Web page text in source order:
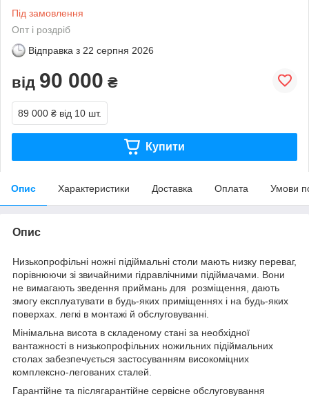
Під замовлення
Опт і роздріб
Відправка з 22 серпня 2026
від 90 000 ₴
89 000 ₴ від 10 шт.
Купити
Опис Характеристики Доставка Оплата Умови
Опис
Низькопрофільні ножні підіймальні столи мають низку переваг,
порівнюючи зі звичайними гідравлічними підіймачами. Вони
не вимагають зведення приймань для розміщення, дають
змогу експлуатувати в будь-яких приміщеннях і на будь-яких
поверхах. легкі в монтажі й обслуговуванні.
Мінімальна висота в складеному стані за необхідної
вантажності в низькопрофільних ножильних підіймальних
столах забезпечується застосуванням високоміцних
комплексно-легованих сталей.
Гарантійне та післягарантійне сервісне обслуговування